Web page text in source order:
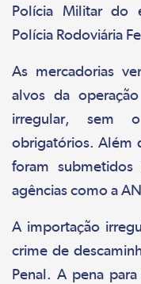
Polícia Militar do
Polícia Rodoviária
As mercadorias
alvos da
irregular, sem
obrigatórios. Além
foram
agências como a
A importação
crime de
Penal. A pena